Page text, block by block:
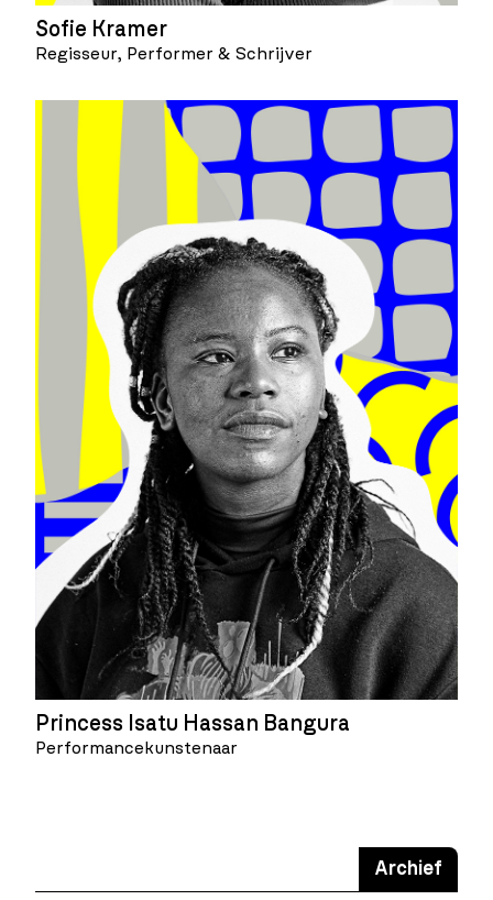
Sofie Kramer
Regisseur, Performer & Schrijver
Princess Isatu Hassan Bangura
Performancekunstenaar
Archief